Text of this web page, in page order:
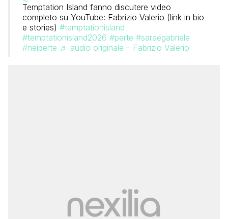
Temptation Island fanno discutere video
completo su YouTube: Fabrizio Valerio (link in bio
e stories) #temptationisland
#temptationisland2026 #perte #saraegabriele
#neiperte ♬ audio originale – Fabrizio Valerio